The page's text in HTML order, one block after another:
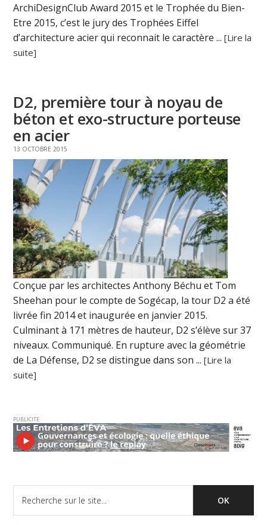
ArchiDesignClub Award 2015 et le Trophée du Bien-
Etre 2015, c’est le jury des Trophées Eiffel
d’architecture acier qui reconnait le caractère ...[Lire la
suite]
D2, première tour à noyau de
béton et exo-structure porteuse
en acier
13 OCTOBRE 2015
Conçue par les architectes Anthony Béchu et Tom
Sheehan pour le compte de Sogécap, la tour D2 a été
livrée fin 2014 et inaugurée en janvier 2015.
Culminant à 171 mètres de hauteur, D2 s’élève sur 37
niveaux. Communiqué. En rupture avec la géométrie
de La Défense, D2 se distingue dans son ...[Lire la
suite]
PUBLICITE